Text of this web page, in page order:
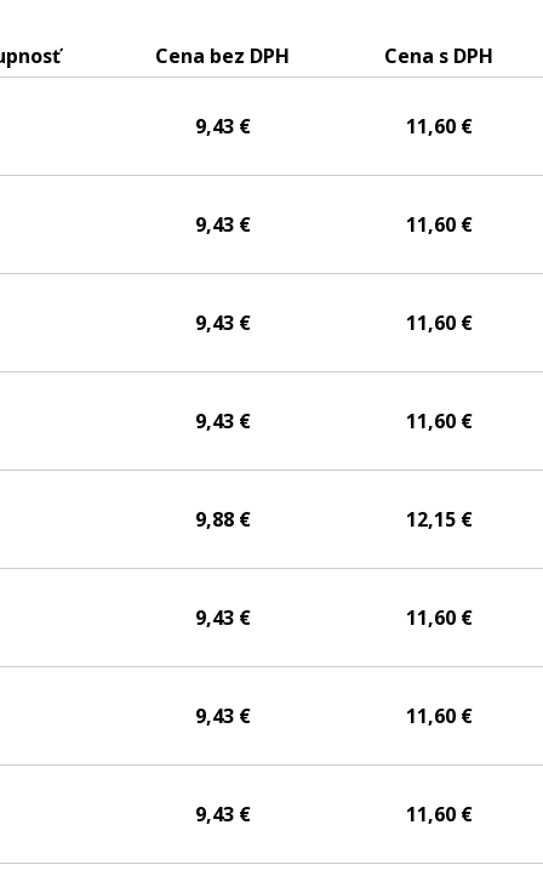
Cena bez DPH Cena s DPH
9,43 € 11,60 €
9,43 € 11,60 €
9,43 € 11,60 €
9,43 € 11,60 €
9,88 € 12,15 €
9,43 € 11,60 €
9,43 € 11,60 €
9,43 € 11,60 €